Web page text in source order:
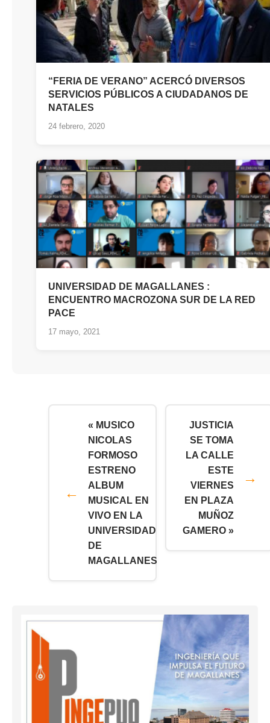
“FERIA DE VERANO” ACERCÓ DIVERSOS
SERVICIOS PÚBLICOS A CIUDADANOS DE
NATALES
24 febrero, 2020
UNIVERSIDAD DE MAGALLANES :
ENCUENTRO MACROZONA SUR DE LA RED
PACE
17 mayo, 2021
« MUSICO
NICOLAS
FORMOSO
ESTRENO
ALBUM
MUSICAL EN
VIVO EN LA
UNIVERSIDAD
DE
MAGALLANES
JUSTICIA
SE TOMA
LA CALLE
ESTE
VIERNES
EN PLAZA
MUÑOZ
GAMERO »